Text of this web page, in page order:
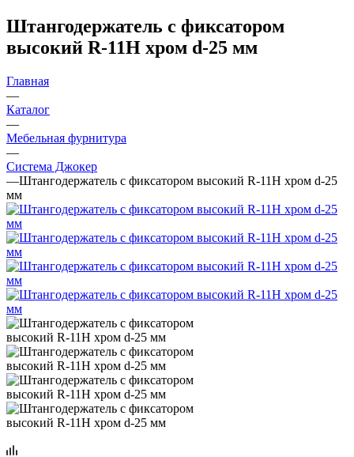
Штангодержатель с фиксатором
высокий R-11H хром d-25 мм
Главная
—
Каталог
—
Мебельная фурнитура
—
Система Джокер
—Штангодержатель с фиксатором высокий R-11H хром d-25
мм